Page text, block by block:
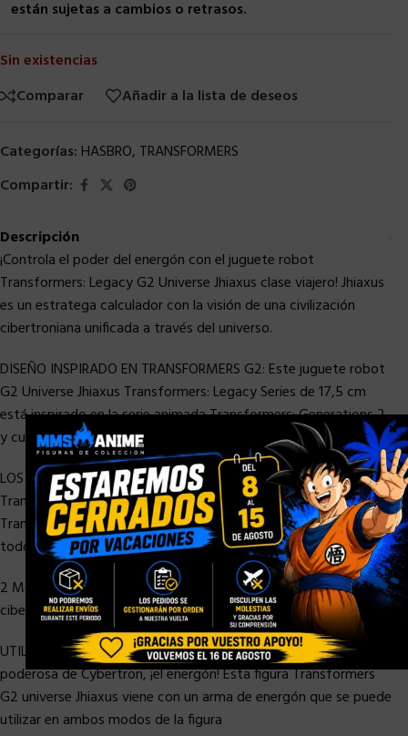
están sujetas a cambios o retrasos.
Sin existencias
Comparar
Añadir a la lista de deseos
Categorías: HASBRO, TRANSFORMERS
Compartir:
Descripción
¡Controla el poder del energón con el juguete robot
Transformers: Legacy G2 Universe Jhiaxus clase viajero! Jhiaxus
es un estratega calculador con la visión de una civilización
cibertroniana unificada a través del universo.
DISEÑO INSPIRADO EN TRANSFORMERS G2: Este juguete robot
G2 Universe Jhiaxus Transformers: Legacy Series de 17,5 cm
está inspirado en la serie animada Transformers: Generations 2
y cuenta con diseño actualizado estilo Generations
LOS UNIVERSOS CHOCAN: ¡La colisión de universos continúa con
Transformers: Legacy! Esta épica línea de juguetes
Transformers junta a los personajes favoritos de los fans de
todo el multiverso Transformers
2 MODOS ÉPICOS: La figura robot se convierte en jet
cibertroniano en 23 pasos. Viene con 2 armas combinables
UTILIZA EL PODER DEL ENERGÓN: Equípate con la sustancia más
poderosa de Cybertron, ¡el energón! Esta figura Transformers
G2 universe Jhiaxus viene con un arma de energón que se puede
utilizar en ambos modos de la figura
×